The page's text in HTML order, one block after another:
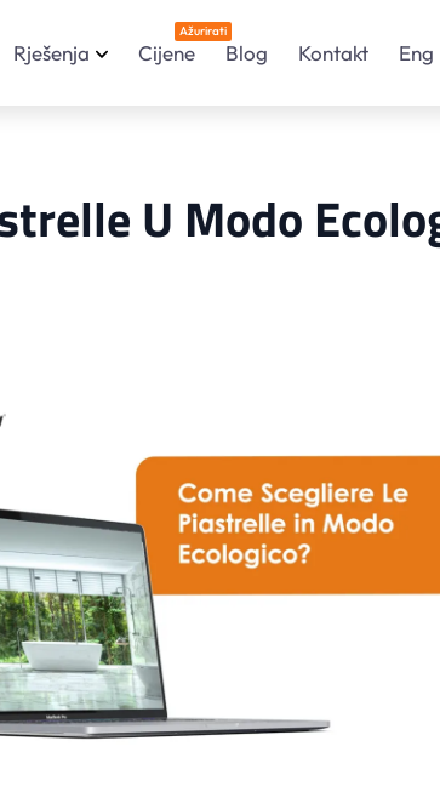
Rješenja Cijene
Ažurirati
Blog Kontakt Eng
U Modo